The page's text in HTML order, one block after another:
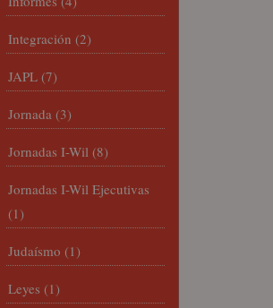
Integración (2)
JAPL (7)
Jornada (3)
Jornadas I-Wil (8)
Jornadas I-Wil Ejecutivas
(1)
Judaísmo (1)
Leyes (1)